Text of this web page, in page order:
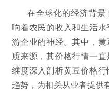
在全球化的经济背
响着农民的收入和生活
游企业的神经。其中，
质来源，其价格行情一
维度深入剖析黄豆价格
趋势，为相关从业者提供